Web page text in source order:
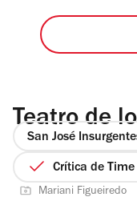
Teatro de
San José
Crítica de Time
Mariani Figueiredo